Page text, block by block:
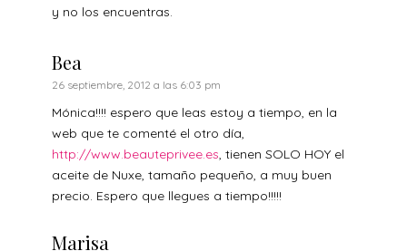
y no los encuentras.
Bea
26 septiembre, 2012 a las 6:03 pm
Mónica!!!! espero que leas estoy a tiempo, en la
web que te comenté el otro día,
http://www.beauteprivee.es , tienen SOLO HOY el
aceite de Nuxe, tamaño pequeño, a muy buen
precio. Espero que llegues a tiempo!!!!!
Marisa